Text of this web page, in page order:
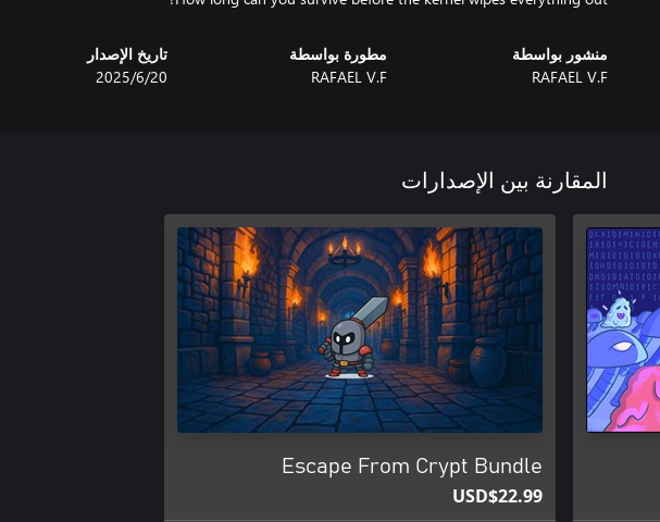
منشور بواسطة
RAFAEL V.F
مطورة بواسطة
RAFAEL V.F
تاريخ الإصدار
20‏/6‏/2025
المقارنة بين الإصدارات
Escape From Crypt Bundle
USD$22.99